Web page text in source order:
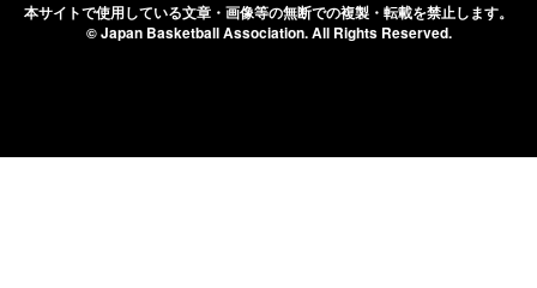
本サイトで使用している文章・画像等の無断での複製・転載を禁止します。
© Japan Basketball Association.All Rights Reserved.